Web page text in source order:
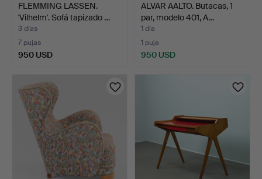
FLEMMING LASSEN.
'Vilhelm'. Sofá tapizado …
3 días
7 pujas
950 USD
ALVAR AALTO. Butacas, 1
par, modelo 401, A…
1 día
1 puja
950 USD